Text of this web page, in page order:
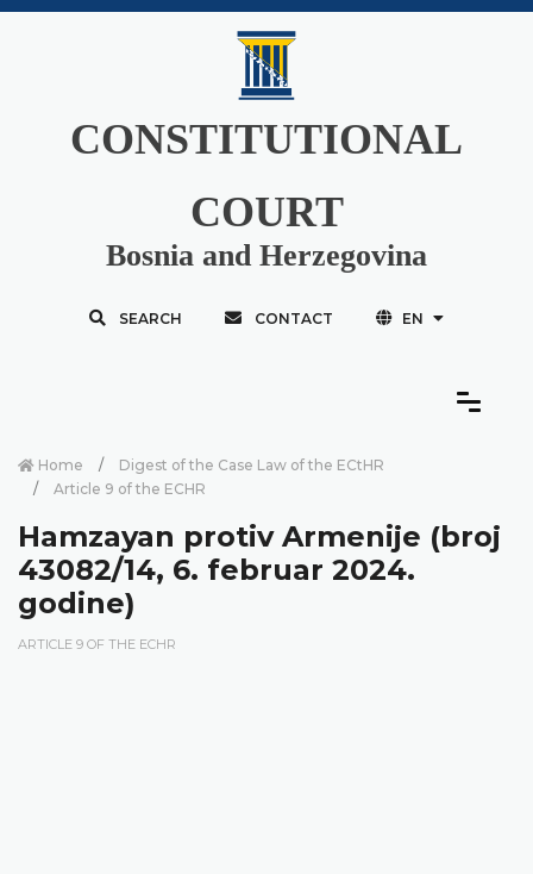
CONSTITUTIONAL
COURT
Bosnia and Herzegovina
SEARCH CONTACT EN
Home
Digest of the Case Law of the ECtHR
Article 9 of the ECHR
Hamzayan protiv Armenije (broj
43082/14, 6. februar 2024.
godine)
ARTICLE 9 OF THE ECHR